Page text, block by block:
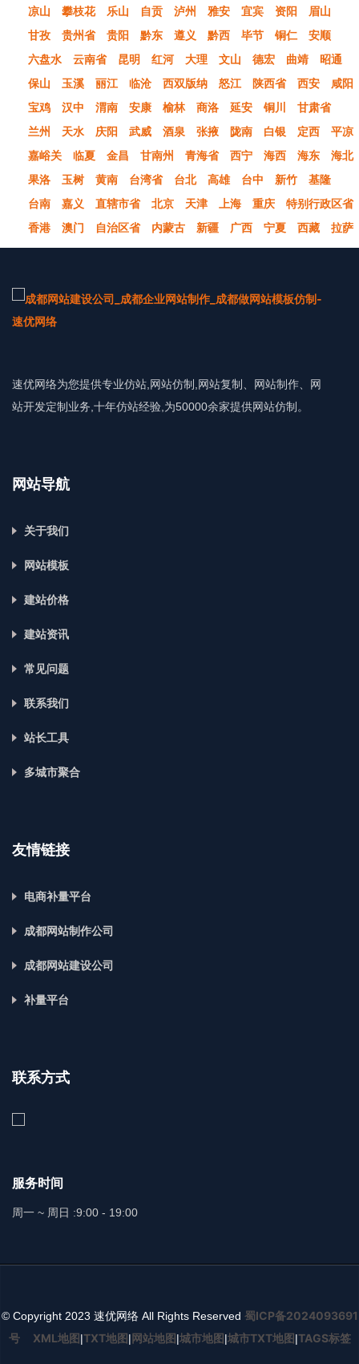
凉山
攀枝花 乐山 自贡 泸州 雅安 宜宾 资阳
眉山
甘孜
贵州省 贵阳 黔东 遵义 黔西 毕节 铜仁
安顺
六盘水
云南省 昆明 红河 大理 文山 德宏 曲靖
昭通
保山
玉溪 丽江 临沧 西双版纳 怒江 陕西省 西安
咸阳
宝鸡
汉中 渭南 安康 榆林 商洛 延安 铜川
甘肃省
兰州
天水 庆阳 武威 酒泉 张掖 陇南 白银 定西
平凉
嘉峪关
临夏 金昌 甘南州 青海省 西宁 海西 海东
海北
果洛
玉树 黄南 台湾省 台北 高雄 台中 新竹
基隆
台南
嘉义 直辖市省 北京 天津 上海 重庆
特别行政区省
香港
澳门 自治区省 内蒙古 新疆 广西 宁夏 西藏 拉萨
速优网络为您提供专业仿站,网站仿制,网站复制、网站制作、网
站开发定制业务,十年仿站经验,为50000余家提供网站仿制。
网站导航
关于我们
网站模板
建站价格
建站资讯
常见问题
联系我们
站长工具
多城市聚合
友情链接
电商补量平台
成都网站制作公司
成都网站建设公司
补量平台
联系方式
服务时间
周一 ~ 周日 :9:00 - 19:00
© Copyright 2023 速优网络 All Rights Reserved 蜀ICP备2024093691
号
XML地图|TXT地图|网站地图|城市地图|城市TXT地图|TAGS标签